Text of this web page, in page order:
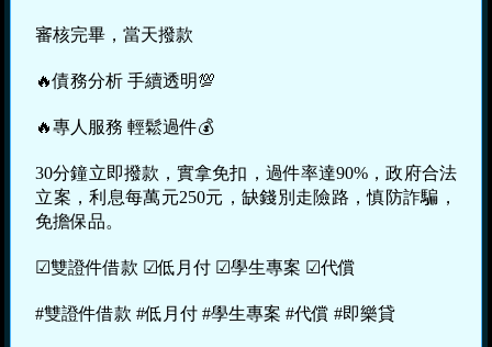
審核完畢，當天撥款
🔥債務分析 手續透明💯
🔥專人服務 輕鬆過件💰
30分鐘立即撥款，實拿免扣，過件率達90%，政府合法
立案，利息每萬元250元，缺錢別走險路，慎防詐騙，
免擔保品。
☑雙證件借款 ☑低月付 ☑學生專案 ☑代償
#雙證件借款 #低月付 #學生專案 #代償 #即樂貸